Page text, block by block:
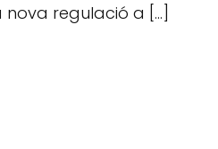
regulació a […]